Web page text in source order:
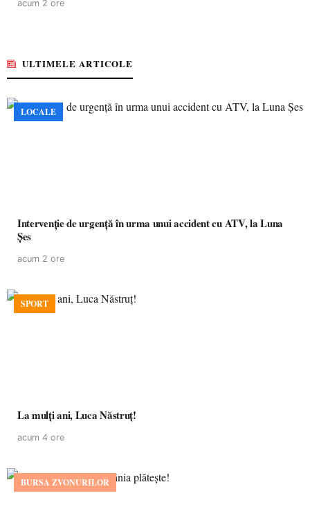
acum 2 ore
ULTIMELE ARTICOLE
LOCALE
Intervenție de urgență în urma unui accident cu ATV, la Luna
Șes
acum 2 ore
SPORT
La mulţi ani, Luca Năstruţ!
acum 4 ore
BURSA ZVONURILOR